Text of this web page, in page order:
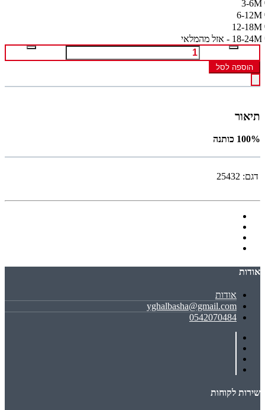
3-6M
6-12M
12-18M
18-24M - אזל מהמלאי
הוספה לסל
תיאור
100% כותנה
דגם: 25432
אודות
אודות
yghalbasha@gmail.com
0542070484
שירות לקוחות